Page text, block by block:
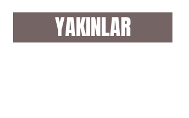
YAKINLAR